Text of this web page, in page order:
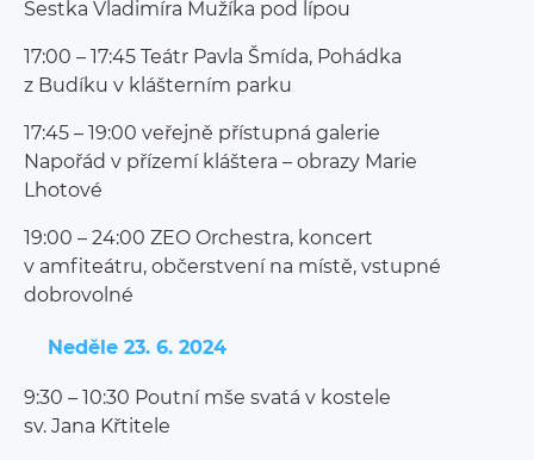
Šestka Vladimíra Mužíka pod lípou
17:00 – 17:45 Teátr Pavla Šmída, Pohádka
z Budíku v klášterním parku
17:45 – 19:00 veřejně přístupná galerie
Napořád v přízemí kláštera – obrazy Marie
Lhotové
19:00 – 24:00 ZEO Orchestra, koncert
v amfiteátru, občerstvení na místě, vstupné
dobrovolné
Neděle 23. 6. 2024
9:30 – 10:30 Poutní mše svatá v kostele
sv. Jana Křtitele